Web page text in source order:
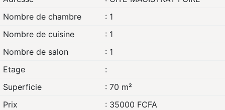
Nombre de chambre
: 1
Nombre de cuisine
: 1
Nombre de salon
: 1
Etage
:
Superficie
: 70 m²
Prix
: 35000 FCFA